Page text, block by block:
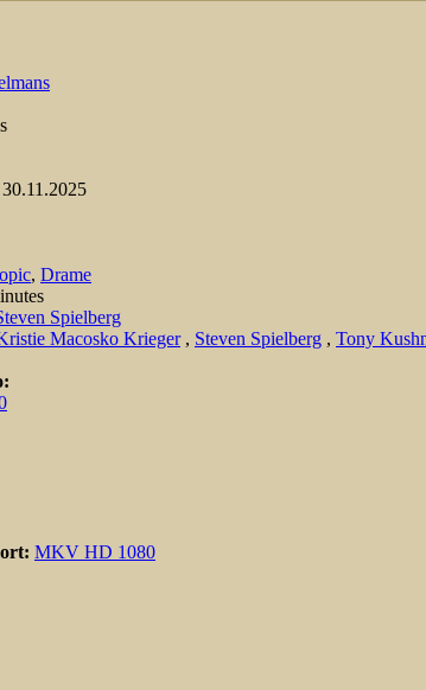
30.11.2025
, Drame
Spielberg
Macosko Krieger, Steven Spielberg , Tony
MKV HD 1080